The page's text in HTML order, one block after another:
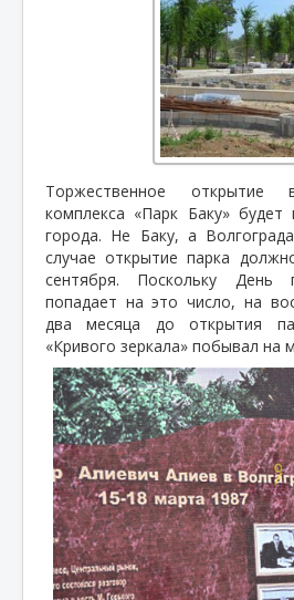
Торжественное
комплекса «Парк Баку»
города. Не Баку, а
случае открытие парка
сентября. Поскольку День
попадает на это число, на
два месяца до открытия
«Кривого зеркала» побывал на